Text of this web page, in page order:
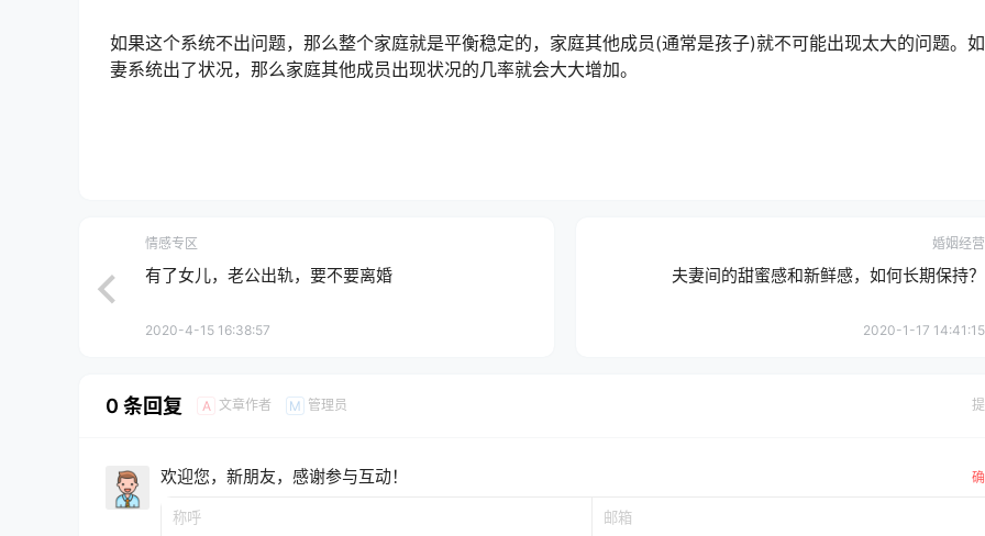
如果这个系统不出问题，那么整个家庭就是平衡稳定的，家庭其他成员(通常是孩子)就不可能出现太大的问题。
妻系统出了状况，那么家庭其他成员出现状况的几率就会大大增加。
情感专区
有了女儿，老公出轨，要不要离婚
2020-4-15 16:38:57
婚姻经营
夫妻间的甜蜜感和新鲜感，如何长期保持？
2020-1-17 14:41:15
0 条回复 A 文章作者 M 管理员
欢迎您，新朋友，感谢参与互动！